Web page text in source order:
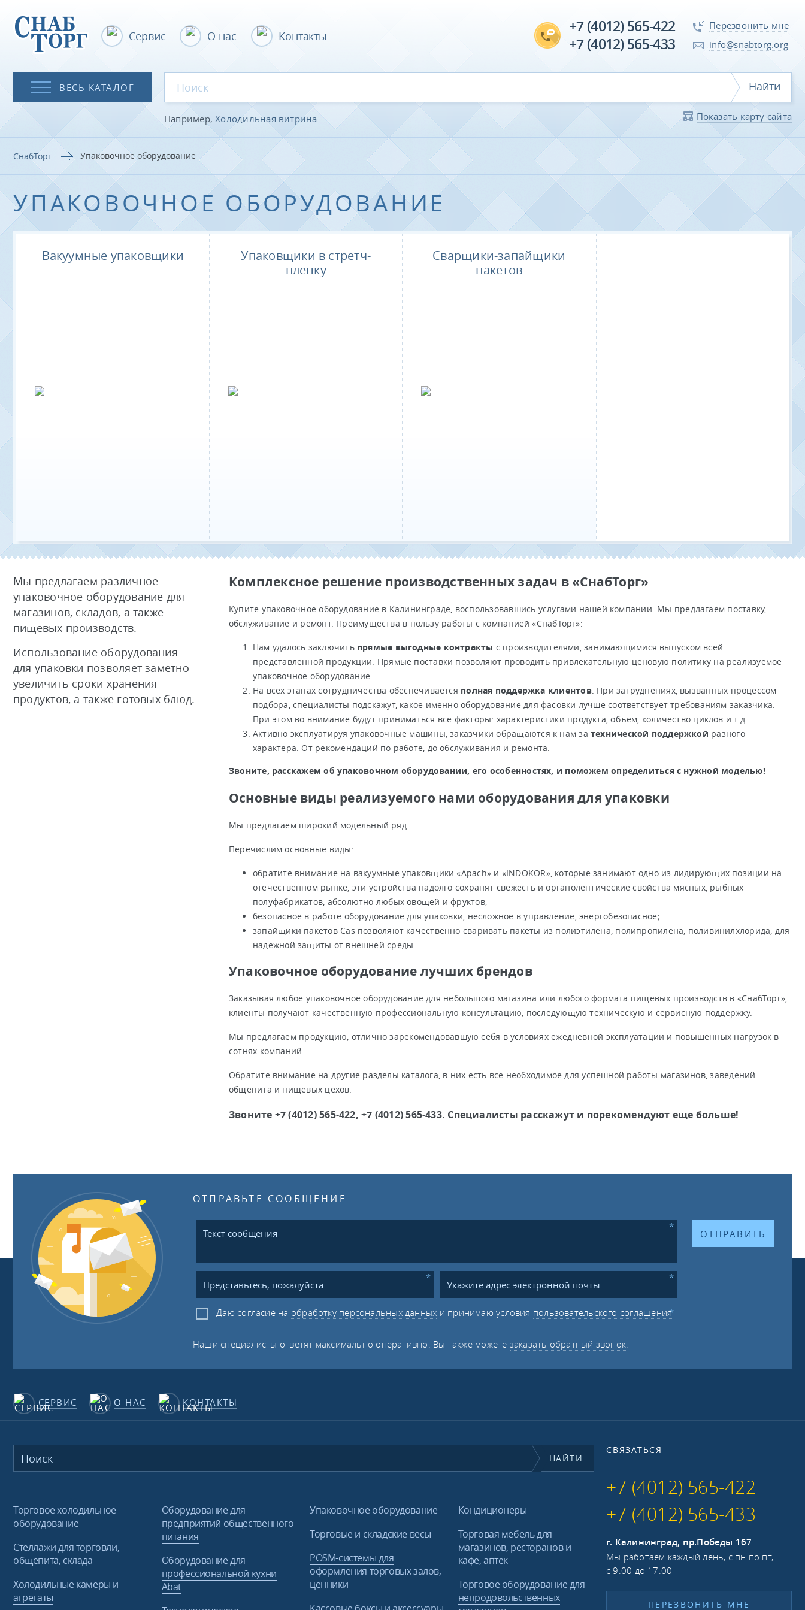
Сервис О нас Контакты
+7 (4012) 565-422
+7 (4012) 565-433
Перезвонить мне
info@snabtorg.org
ВЕСЬ КАТАЛОГ Найти
Показать карту сайта
Например,Холодильная витрина
СнабТорг Упаковочное оборудование
УПАКОВОЧНОЕ ОБОРУДОВАНИЕ
Вакуумные упаковщики
Упаковщики в стретч-
пленку
Сварщики-запайщики
пакетов
Мы предлагаем различное
упаковочное оборудование для
магазинов, складов, а также
пищевых производств.
Использование оборудования
для упаковки позволяет заметно
увеличить сроки хранения
продуктов, а также готовых блюд.
Комплексное решение производственных задач в «СнабТорг»
Купите упаковочное оборудование в Калининграде, воспользовавшись услугами нашей компании. Мы предлагаем поставку,
обслуживание и ремонт. Преимущества в пользу работы с компанией «СнабТорг»:
Нам удалось заключить прямые выгодные контракты с производителями, занимающимися выпуском всей
представленной продукции. Прямые поставки позволяют проводить привлекательную ценовую политику на реализуемое
упаковочное оборудование.
На всех этапах сотрудничества обеспечивается полная поддержка клиентов. При затруднениях, вызванных процессом
подбора, специалисты подскажут, какое именно оборудование для фасовки лучше соответствует требованиям заказчика.
При этом во внимание будут приниматься все факторы: характеристики продукта, объем, количество циклов и т.д.
Активно эксплуатируя упаковочные машины, заказчики обращаются к нам за технической поддержкой разного
характера. От рекомендаций по работе, до обслуживания и ремонта.
Звоните, расскажем об упаковочном оборудовании, его особенностях, и поможем определиться с нужной моделью!
Основные виды реализуемого нами оборудования для упаковки
Мы предлагаем широкий модельный ряд.
Перечислим основные виды:
обратите внимание на вакуумные упаковщики «Apach» и «INDOKOR», которые занимают одно из лидирующих позиции на
отечественном рынке, эти устройства надолго сохранят свежесть и органолептические свойства мясных, рыбных
полуфабрикатов, абсолютно любых овощей и фруктов;
безопасное в работе оборудование для упаковки, несложное в управление, энергобезопасное;
запайщики пакетов Cas позволяют качественно сваривать пакеты из полиэтилена, полипропилена, поливинилхлорида, для
надежной защиты от внешней среды.
Упаковочное оборудование лучших брендов
Заказывая любое упаковочное оборудование для небольшого магазина или любого формата пищевых производств в «СнабТорг»,
клиенты получают качественную профессиональную консультацию, последующую техническую и сервисную поддержку.
Мы предлагаем продукцию, отлично зарекомендовавшую себя в условиях ежедневной эксплуатации и повышенных нагрузок в
сотнях компаний.
Обратите внимание на другие разделы каталога, в них есть все необходимое для успешной работы магазинов, заведений
общепита и пищевых цехов.
Звоните +7 (4012) 565-422, +7 (4012) 565-433. Специалисты расскажут и порекомендуют еще больше!
ОТПРАВЬТЕ СООБЩЕНИЕ
ОТПРАВИТЬ
Даю согласие на обработку персональных данных и принимаю условия пользовательского соглашения
Наши специалисты ответят максимально оперативно. Вы также можете заказать обратный звонок.
СЕРВИС О НАС КОНТАКТЫ
НАЙТИ
Торговое холодильное
оборудование
Стеллажи для торговли,
общепита, склада
Холодильные камеры и
агрегаты
Оборудование для
предприятий общественного
питания
Оборудование для
профессиональной кухни
Abat
Упаковочное оборудование
Торговые и складские весы
POSM-системы для
оформления торговых залов,
ценники
Кондиционеры
Торговая мебель для
магазинов, ресторанов и
кафе, аптек
Торговое оборудование для
непродовольственных
СВЯЗАТЬСЯ
+7 (4012) 565-422
+7 (4012) 565-433
г. Калининград, пр.Победы 167
Мы работаем каждый день, с пн по пт,
с 9:00 до 17:00
ПЕРЕЗВОНИТЬ МНЕ